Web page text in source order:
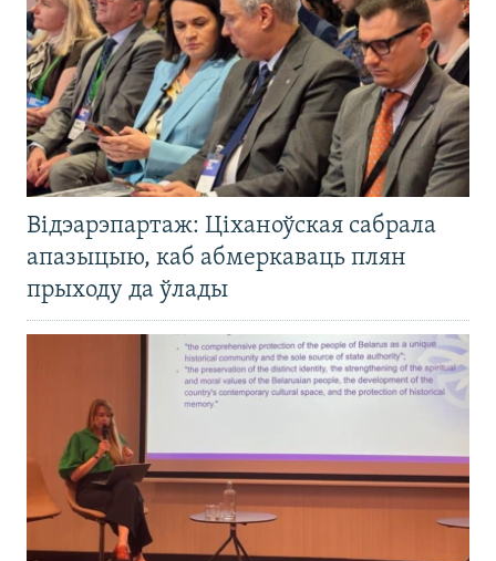
Відэарэпартаж: Ціханоўская сабрала
апазыцыю, каб абмеркаваць плян
прыходу да ўлады